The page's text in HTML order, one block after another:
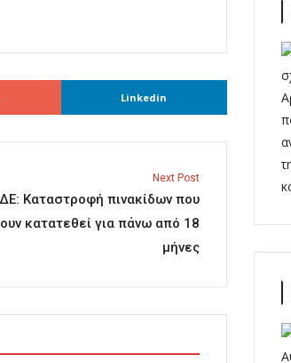
Linkedin
Next Post
Καταστροφή πινακίδων που
κατατεθεί για πάνω από 18
μήνες